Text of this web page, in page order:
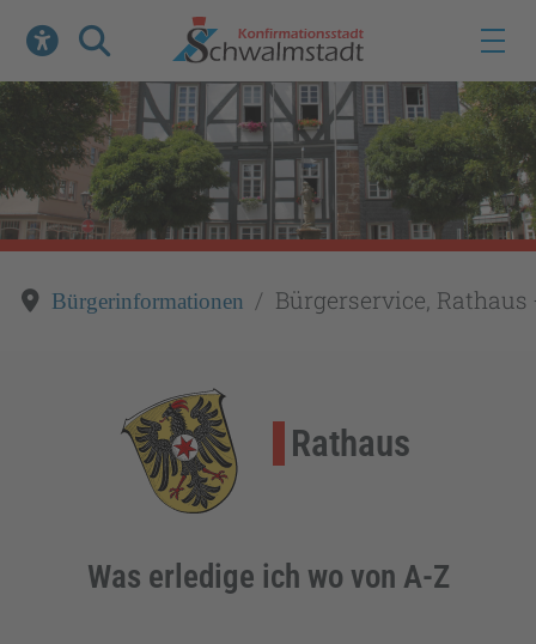
Werkzeuge zur Barrierefreiheit öffnen
Suche
Bürgerinformationen Bürgerservice,
Rathaus
Was erledige ich wo von A-Z